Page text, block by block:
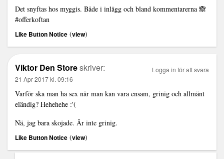
Det snyftas hos myggis. Både i inlägg och bland kommentarerna 🙈
#offerkoftan
Like Button Notice (view)
Viktor Den Storeskriver:
21 Apr 2017 kl. 09:16
Varför ska man ha sex när man kan vara ensam, grinig och allmänt
eländig? Hehehehe :'(
Nä, jag bara skojade. Är inte grinig.
Like Button Notice (view)
Logga in för att svara